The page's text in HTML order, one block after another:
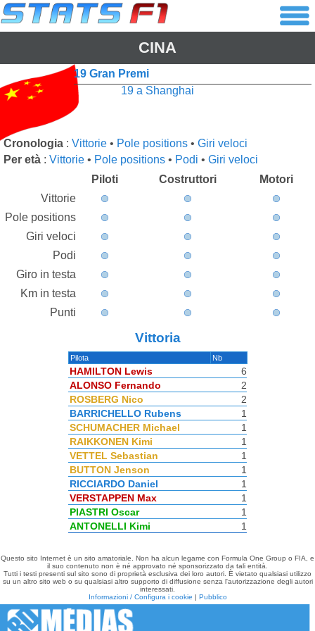
CINA
19 Gran Premi
19 a Shanghai
Cronologia : Vittorie • Pole positions • Giri veloci
Per età : Vittorie • Pole positions • Podi • Giri veloci
Piloti
Costruttori
Motori
Vittorie
Pole positions
Giri veloci
Podi
Giro in testa
Km in testa
Punti
Vittoria
Pilota Nb
HAMILTON Lewis
6
ALONSO Fernando
2
ROSBERG Nico
2
BARRICHELLO Rubens
1
SCHUMACHER Michael
1
RAIKKONEN Kimi
1
VETTEL Sebastian
1
BUTTON Jenson
1
RICCIARDO Daniel
1
VERSTAPPEN Max
1
PIASTRI Oscar
1
ANTONELLI Kimi
1
Questo sito Internet è un sito amatoriale. Non ha alcun legame con Formula One Group o FIA, e
il suo contenuto non è né approvato né sponsorizzato da tali entità.
Tutti i testi presenti sul sito sono di proprietà esclusiva dei loro autori. È vietato qualsiasi utilizzo
su un altro sito web o su qualsiasi altro supporto di diffusione senza l'autorizzazione degli autori
interessati.
Informazioni / Configura i cookie | Pubblico